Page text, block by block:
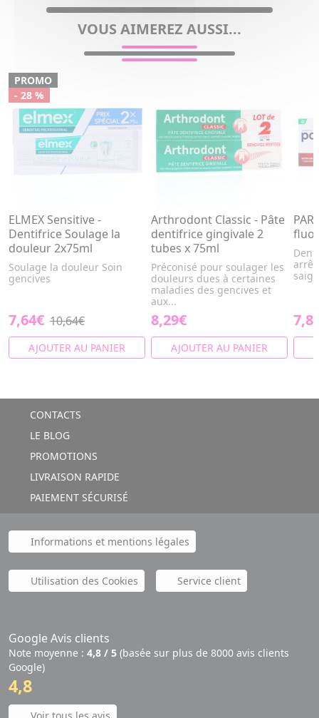
VOUS AIMEREZ AUSSI...
PROMO
- 28 %
ELMEX Sensitive -
Dentifrice Soulage la
douleur 2x75ml
Soulage la douleur Soin
gencives
7,64€ 10,64€
AJOUTER AU PANIER
Arthrodont Classic - Pâte
dentifrice gingivale 2
tubes x 75ml
Préconisé pour soulager les
douleurs dues à certaines
maladies des gencives et
aux...
8,29€
AJOUTER AU PANIER
CONTACTS
LE BLOG
PROMOTIONS
LIVRAISON RAPIDE
PAIEMENT SÉCURISÉ
Informations et mentions légales
Utilisation des Cookies Service client
Google Avis clients
Note moyenne : 4,8 / 5 (basée sur plus de 8000 avis clients
Google)
4,8